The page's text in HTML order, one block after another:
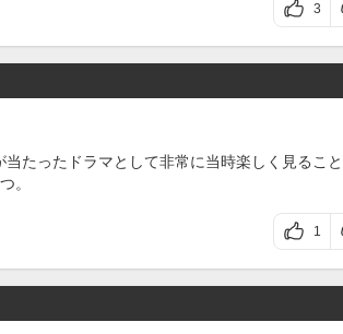
3
たったドラマとして非常に当時楽しく見るこ
。
1